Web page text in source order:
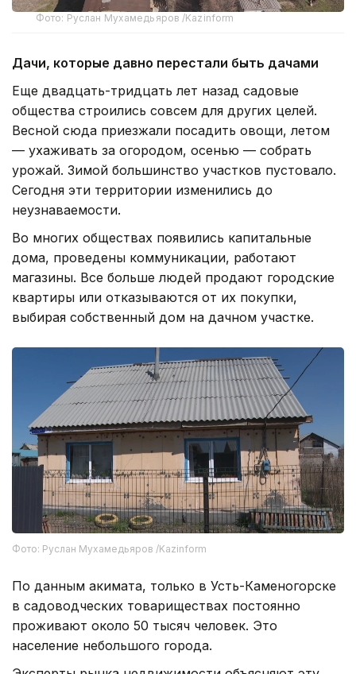
Фото: Руслан Мухамедьяров /Kazinform
Дачи, которые давно перестали быть дачами
Еще двадцать-тридцать лет назад садовые
общества строились совсем для других целей.
Весной сюда приезжали посадить овощи, летом
— ухаживать за огородом, осенью — собрать
урожай. Зимой большинство участков пустовало.
Сегодня эти территории изменились до
неузнаваемости.
Во многих обществах появились капитальные
дома, проведены коммуникации, работают
магазины. Все больше людей продают городские
квартиры или отказываются от их покупки,
выбирая собственный дом на дачном участке.
Фото: Руслан Мухамедьяров /Kazinform
По данным акимата, только в Усть-Каменогорске
в садоводческих товариществах постоянно
проживают около 50 тысяч человек. Это
население небольшого города.